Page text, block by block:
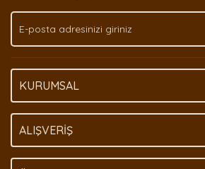
Bu ürüne benzer farklı alternatifler olmalı.
KURUMSAL
ALIŞVERİŞ